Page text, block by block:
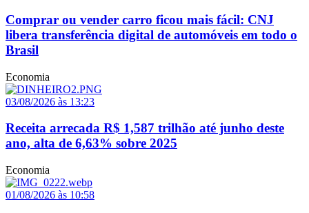
Comprar ou vender carro ficou mais fácil: CNJ
libera transferência digital de automóveis em todo o
Brasil
Economia
03/08/2026 às 13:23
Receita arrecada R$ 1,587 trilhão até junho deste
ano, alta de 6,63% sobre 2025
Economia
01/08/2026 às 10:58